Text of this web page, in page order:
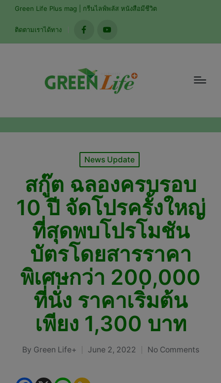
Green Life Plus mag | กรีนไลฟ์พลัส หนังสือมีชีวิต
ติดตามเราได้ทาง
facebookyoutube
Posted
News Update
สกู๊ต ฉลองครบรอบ
10 ปี จัดโปรครั้งใหญ่
ที่สุดพบโปรโมชัน
บัตรโดยสารราคา
พิเศษกว่า 200,000
ที่นั่ง ราคาเริ่มต้น
เพียง 1,300 บาท
Posted
By Green Life+ June 2, 2022 No Comments
modal-check